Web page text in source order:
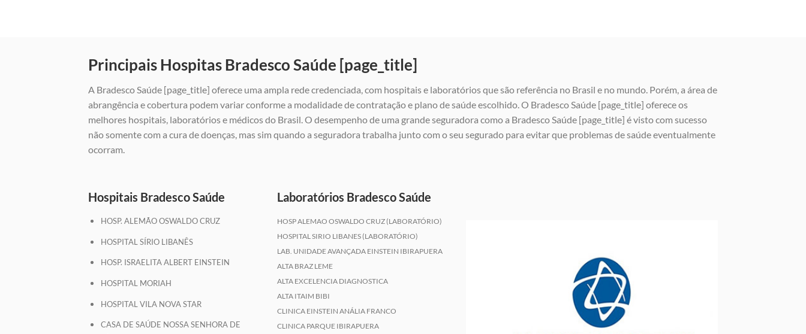
Principais Hospitas Bradesco Saúde [page_title]
A Bradesco Saúde [page_title] oferece uma ampla rede credenciada, com hospitais e laboratórios que são referência no Brasil e no mundo. Porém, a área de
abrangência e cobertura podem variar conforme a modalidade de contratação e plano de saúde escolhido. O Bradesco Saúde [page_title] oferece os
melhores hospitais, laboratórios e médicos do Brasil. O desempenho de uma grande seguradora como a Bradesco Saúde [page_title] é visto com sucesso
não somente com a cura de doenças, mas sim quando a seguradora trabalha junto com o seu segurado para evitar que problemas de saúde eventualmente
ocorram.
Hospitais Bradesco Saúde
HOSP. ALEMÃO OSWALDO CRUZ
HOSPITAL SÍRIO LIBANÊS
HOSP. ISRAELITA ALBERT EINSTEIN
HOSPITAL MORIAH
HOSPITAL VILA NOVA STAR
CASA DE SAÚDE NOSSA SENHORA DE
Laboratórios Bradesco Saúde
HOSP ALEMAO OSWALDO CRUZ (LABORATÓRIO)
HOSPITAL SIRIO LIBANES (LABORATÓRIO)
LAB. UNIDADE AVANÇADA EINSTEIN IBIRAPUERA
ALTA BRAZ LEME
ALTA EXCELENCIA DIAGNOSTICA
ALTA ITAIM BIBI
CLINICA EINSTEIN ANÁLIA FRANCO
CLINICA PARQUE IBIRAPUERA